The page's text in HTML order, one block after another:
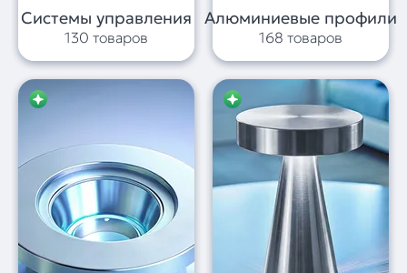
Системы управления
130 товаров
Алюминиевые профили
168 товаров